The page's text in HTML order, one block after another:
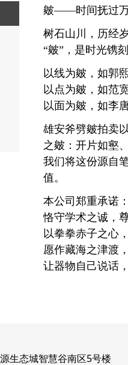
皴——时间抚过万
树石山川，历经
“皴”，是时光镌
以线为皴，如郭
以点为皴，如范
以面为皴，如李
雄安斧劈皴拍卖
之皴：开片如壑
我们将这份源自
值。
本公司郑重承诺：
恪守学术之诚，
以拳拳赤子之心
愿作藏海之津渡
让器物自己说话
生态城智慧谷南区5号楼